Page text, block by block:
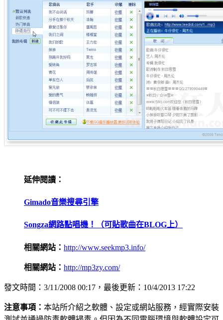
延伸閱讀：
Gimado音樂搜尋引擎
Songza網路點唱機！（可貼歌曲在BLOG上）
相關網站： http://www.seekmp3.info/
相關網站： http://mp3zy.com/
發文時間：3/11/2008 00:17，最後更新：10/4/2013 17:22
注意事項： 本站所介紹之軟體、設定或網站服務，經實際安裝